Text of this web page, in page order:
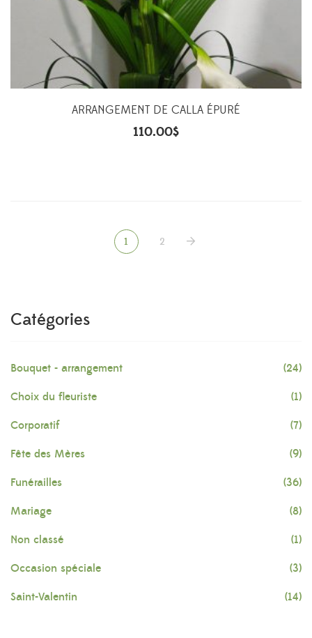
ARRANGEMENT DE CALLA ÉPURÉ
110.00$
1 2
Catégories
Bouquet - arrangement (24)
Choix du fleuriste (1)
Corporatif (7)
Fête des Mères (9)
Funérailles (36)
Mariage (8)
Non classé (1)
Occasion spéciale (3)
Saint-Valentin (14)